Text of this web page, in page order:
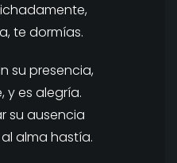
te dormías.
su presencia,
y es alegría.
su ausencia
alma hastía.